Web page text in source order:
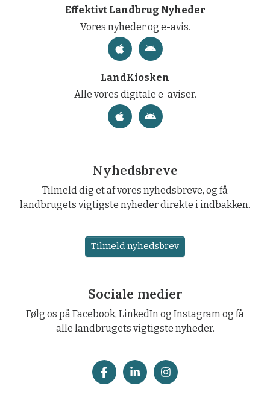
Effektivt Landbrug Nyheder
Vores nyheder og e-avis.
LandKiosken
Alle vores digitale e-aviser.
Nyhedsbreve
Tilmeld dig et af vores nyhedsbreve, og få
landbrugets vigtigste nyheder direkte i indbakken.
Tilmeld nyhedsbrev
Sociale medier
Følg os på Facebook, LinkedIn og Instagram og få
alle landbrugets vigtigste nyheder.